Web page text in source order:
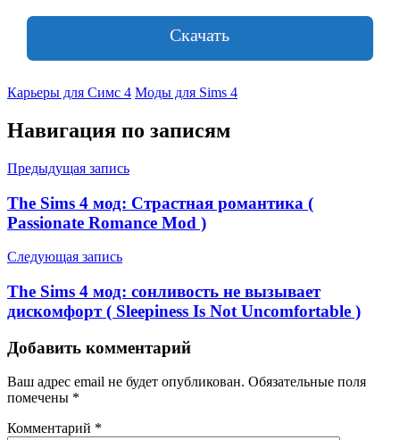
Скачать
Карьеры для Симс 4 Моды для Sims 4
Навигация по записям
Предыдущая запись
The Sims 4 мод: Страстная романтика (
Passionate Romance Mod )
Следующая запись
The Sims 4 мод: сонливость не вызывает
дискомфорт ( Sleepiness Is Not Uncomfortable )
Добавить комментарий
Ваш адрес email не будет опубликован. Обязательные поля
помечены *
Комментарий *